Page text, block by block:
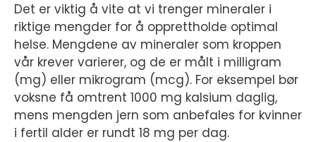
Det er viktig å vite at vi trenger mineraler i
riktige mengder for å opprettholde optimal
helse. Mengdene av mineraler som kroppen
vår krever varierer, og de er målt i milligram
(mg) eller mikrogram (mcg). For eksempel bør
voksne få omtrent 1000 mg kalsium daglig,
mens mengden jern som anbefales for kvinner
i fertil alder er rundt 18 mg per dag.